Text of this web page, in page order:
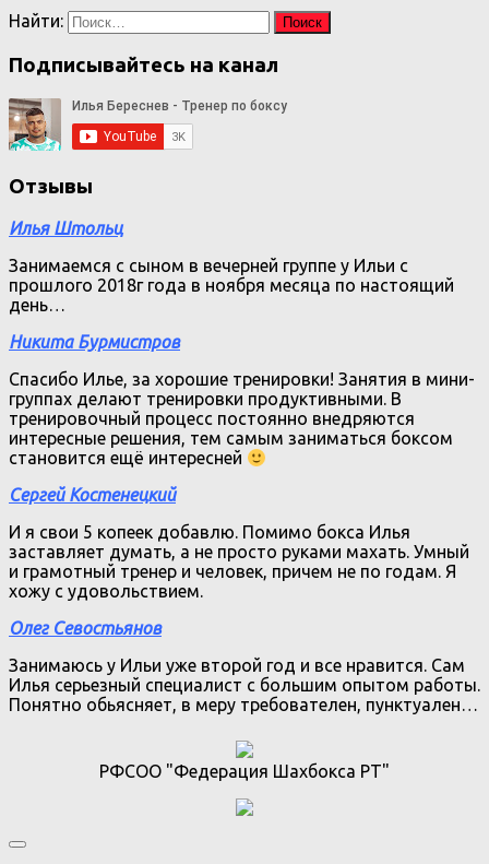
Найти:
Подписывайтесь на канал
Отзывы
Илья Штольц
Занимаемся с сыном в вечерней группе у Ильи с
прошлого 2018г года в ноября месяца по настоящий
день…
Никита Бурмистров
Спасибо Илье, за хорошие тренировки! Занятия в мини-
группах делают тренировки продуктивными. В
тренировочный процесс постоянно внедряются
интересные решения, тем самым заниматься боксом
становится ещё интересней
Сергей Костенецкий
И я свои 5 копеек добавлю. Помимо бокса Илья
заставляет думать, а не просто руками махать. Умный
и грамотный тренер и человек, причем не по годам. Я
хожу с удовольствием.
Олег Севостьянов
Занимаюсь у Ильи уже второй год и все нравится. Сам
Илья серьезный специалист с большим опытом работы.
Понятно обьясняет, в меру требователен, пунктуален…
РФСОО "Федерация Шахбокса РТ"